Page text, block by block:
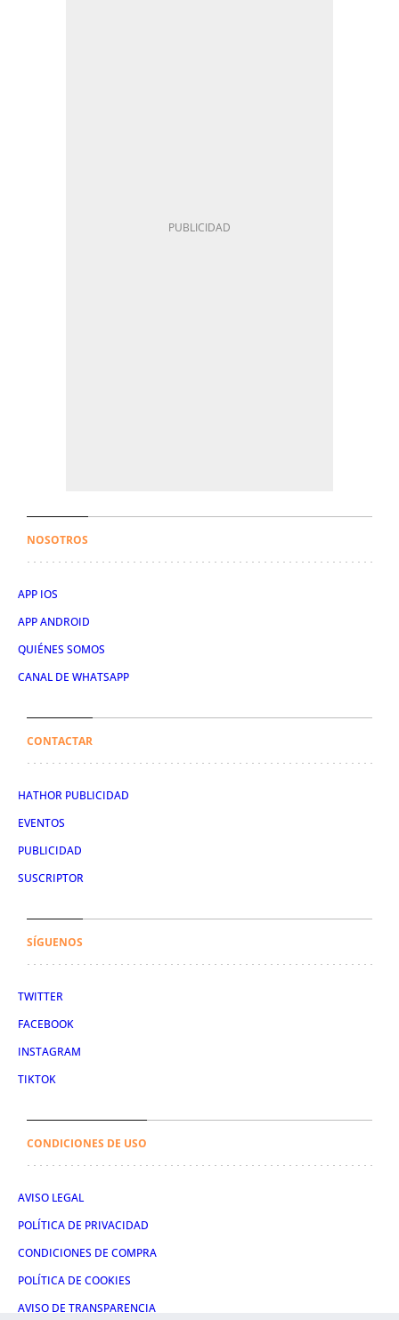
NOSOTROS
APP IOS
APP ANDROID
QUIÉNES SOMOS
CANAL DE WHATSAPP
CONTACTAR
HATHOR PUBLICIDAD
EVENTOS
PUBLICIDAD
SUSCRIPTOR
SÍGUENOS
TWITTER
FACEBOOK
INSTAGRAM
TIKTOK
CONDICIONES DE USO
AVISO LEGAL
POLÍTICA DE PRIVACIDAD
CONDICIONES DE COMPRA
POLÍTICA DE COOKIES
AVISO DE TRANSPARENCIA